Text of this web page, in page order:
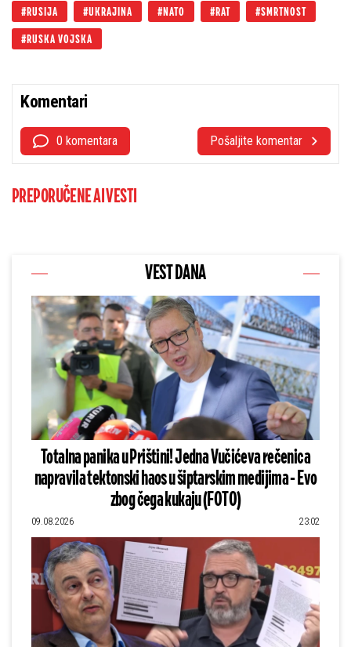
RUSIJA UKRAJINA NATO RAT SMRTNOST
RUSKA VOJSKA
Komentari
0 komentara Pošaljite komentar
PREPORUČENE AI VESTI
VEST DANA
Totalna panika u Prištini! Jedna Vučićeva rečenica
napravila tektonski haos u šiptarskim medijima - Evo
zbog čega kukaju (FOTO)
09.08.2026 23:02